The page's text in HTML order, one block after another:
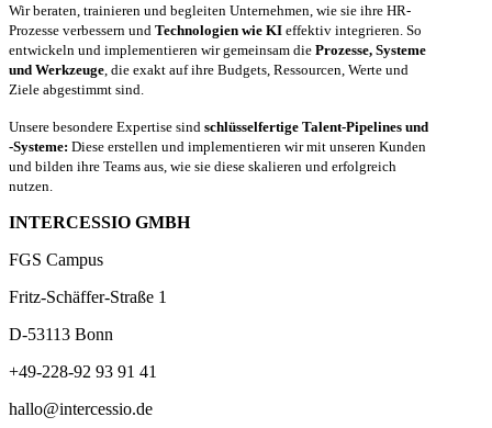
Wir beraten, trainieren und begleiten Unternehmen, wie sie ihre HR-
Prozesse verbessern und Technologien wie KI effektiv integrieren. So
entwickeln und implementieren wir gemeinsam die Prozesse, Systeme
und Werkzeuge , die exakt auf ihre Budgets, Ressourcen, Werte und
Ziele abgestimmt sind.
Unsere besondere Expertise sind schlüsselfertige Talent-Pipelines und
-Systeme: Diese erstellen und implementieren wir mit unseren Kunden
und bilden ihre Teams aus, wie sie diese skalieren und erfolgreich
nutzen.
INTERCESSIO GMBH
FGS Campus
Fritz-Schäffer-Straße 1
D-53113 Bonn
+49-228-92 93 91 41
hallo@intercessio.de